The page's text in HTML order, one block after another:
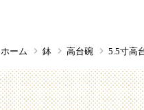
ホーム 鉢 高台碗 5.5寸高